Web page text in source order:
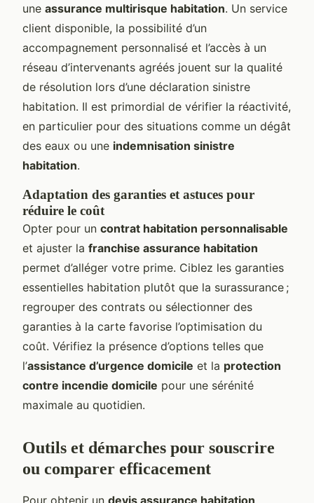
une assurance multirisque habitation. Un service
client disponible, la possibilité d’un
accompagnement personnalisé et l’accès à un
réseau d’intervenants agréés jouent sur la qualité
de résolution lors d’une déclaration sinistre
habitation. Il est primordial de vérifier la réactivité,
en particulier pour des situations comme un dégât
des eaux ou une indemnisation sinistre
habitation.
Adaptation des garanties et astuces pour
réduire le coût
Opter pour un contrat habitation personnalisable
et ajuster la franchise assurance habitation
permet d’alléger votre prime. Ciblez les garanties
essentielles habitation plutôt que la surassurance ;
regrouper des contrats ou sélectionner des
garanties à la carte favorise l’optimisation du
coût. Vérifiez la présence d’options telles que
l’assistance d’urgence domicile et la protection
contre incendie domicile pour une sérénité
maximale au quotidien.
Outils et démarches pour souscrire
ou comparer efficacement
Pour obtenir un devis assurance habitation